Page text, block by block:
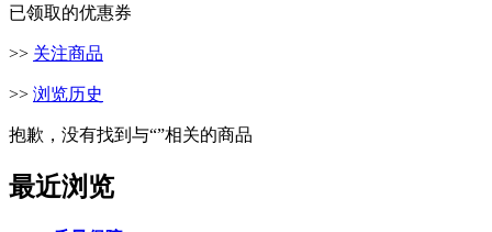
已领取的优惠券
>> 关注商品
>> 浏览历史
抱歉，没有找到与“”相关的商品
最近浏览